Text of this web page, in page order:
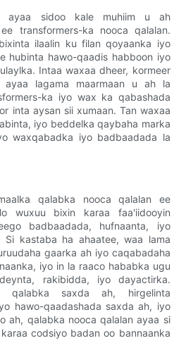
ayaa sidoo kale muhiim u ah
transformers-ka nooca qalalan.
ilaalin ku filan qoyaanka iyo
hubinta hawo-qaadis habboon iyo
Intaa waxaa dheer, kormeer
lagama maarmaan u ah la
ka iyo wax ka qabashada
inta aysan sii xumaan. Tan waxaa
iyo beddelka qaybaha marka
waxqabadka iyo badbaadada la
qalabka nooca qalalan ee
wuxuu bixin karaa faa'iidooyin
badbaadada, hufnaanta, iyo
Si kastaba ha ahaatee, waa lama
gaarka ah iyo caqabadaha
iyo in la raaco hababka ugu
rakibidda, iyo dayactirka.
qalabka saxda ah, hirgelinta
hawo-qaadashada saxda ah, iyo
ah, qalabka nooca qalalan ayaa si
codsiyo badan oo bannaanka